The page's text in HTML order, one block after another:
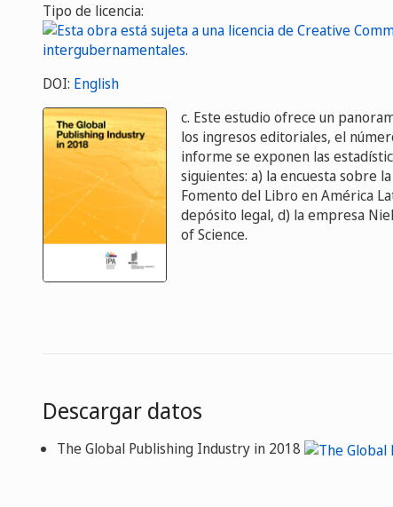
Tipo de licencia:
DOI: English
c. Este estudio ofrece un
los ingresos editoriales, el
informe se exponen las
siguientes: a) la encuesta sobre
Fomento del Libro en América
depósito legal, d) la empresa
of Science.
Descargar datos
The Global Publishing Industry in 2018